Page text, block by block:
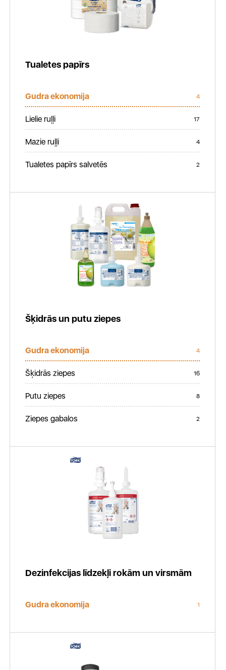
Tualetes papīrs
Gudra ekonomija 4
Lielie ruļļi 17
Mazie ruļļi 4
Tualetes papīrs salvetēs 2
Šķidrās un putu ziepes
Gudra ekonomija 4
Šķidrās ziepes 16
Putu ziepes 8
Ziepes gabalos 2
Dezinfekcijas līdzekļi rokām un virsmām
Gudra ekonomija 1